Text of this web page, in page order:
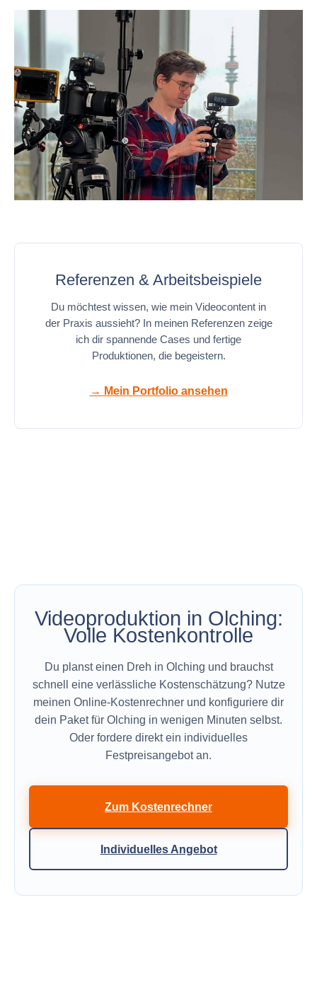
Referenzen & Arbeitsbeispiele
Du möchtest wissen, wie mein Videocontent in
der Praxis aussieht? In meinen Referenzen zeige
ich dir spannende Cases und fertige
Produktionen, die begeistern.
→ Mein Portfolio ansehen
Videoproduktion in Olching:
Volle Kostenkontrolle
Du planst einen Dreh in Olching und brauchst
schnell eine verlässliche Kostenschätzung? Nutze
meinen Online-Kostenrechner und konfiguriere dir
dein Paket für Olching in wenigen Minuten selbst.
Oder fordere direkt ein individuelles
Festpreisangebot an.
Zum Kostenrechner
Individuelles Angebot